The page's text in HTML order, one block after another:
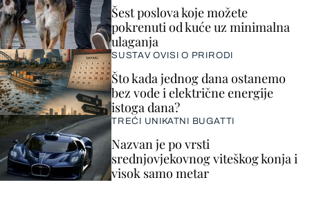
Šest poslova koje možete
pokrenuti od kuće uz minimalna
ulaganja
SUSTAV OVISI O PRIRODI
Što kada jednog dana ostanemo
bez vode i električne energije
istoga dana?
TREĆI UNIKATNI BUGATTI
Nazvan je po vrsti
srednjovjekovnog viteškog konja i
visok samo metar